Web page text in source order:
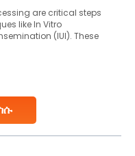
are critical steps
like In Vitro
(IUI). These
their dream of